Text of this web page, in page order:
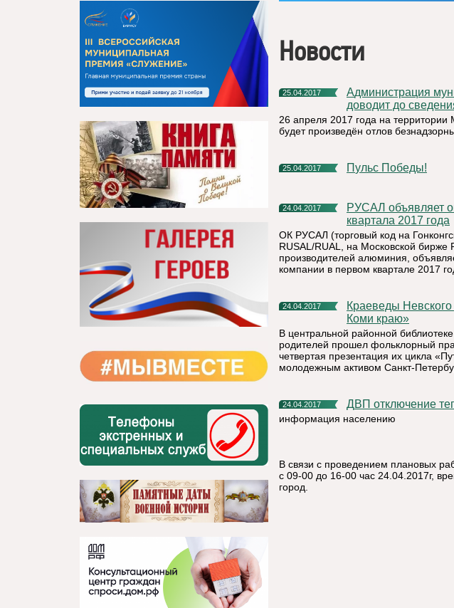
Новости
25.04.2017
Администрация муниципального района «Княжпогостский»
доводит до
26 апреля 2017 года на
будет произведён отлов
25.04.2017 Пульс Победы!
24.04.2017
РУСАЛ объявляет операционные результаты первого
квартала 2017 года
ОК РУСАЛ (торговый код на
RUSAL/RUAL, на Московской
производителей алюминия,
компании в первом квартале 2017
24.04.2017
Краеведы Невского района совершили «Путешествие по
Коми краю»
В центральной районной
родителей прошел фольклорный
четвертая презентация их цикла
молодежным активом Санкт-
24.04.2017 ДВП отключение
информация населению
В связи с проведением плановых
с 09-00 до 16-00 час 24.04.2017г,
город.